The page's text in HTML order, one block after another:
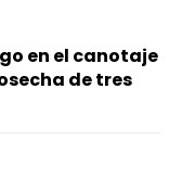
en el canotaje
de tres